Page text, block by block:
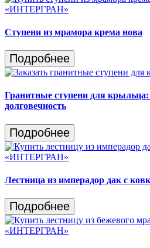
Ступени из мрамора крема нова
Подробнее
Гранитные ступени для крыльца:
долговечность
Подробнее
Лестница из имперадор дак с
Подробнее